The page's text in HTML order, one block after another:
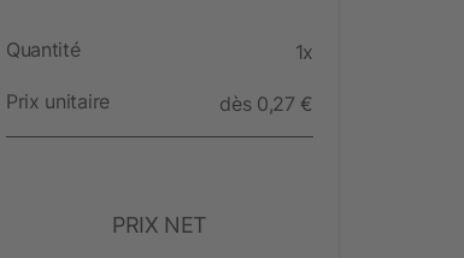
Quantité 1x
Prix unitaire dès 0,27 €
PRIX NET